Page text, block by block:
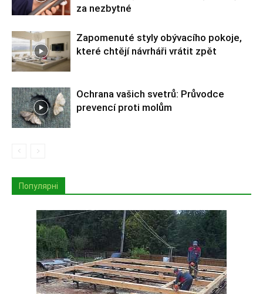
za nezbytné
Zapomenuté styly obývacího pokoje,
které chtějí návrháři vrátit zpět
Ochrana vašich svetrů: Průvodce
prevencí proti molům
Популярні